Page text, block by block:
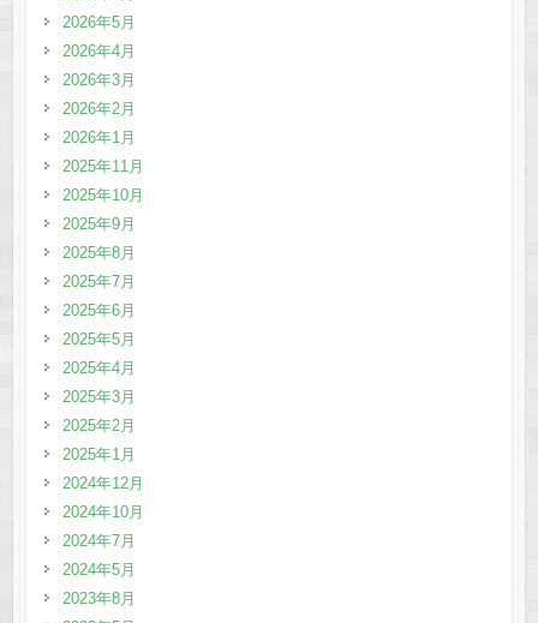
2026年5月
2026年4月
2026年3月
2026年2月
2026年1月
2025年11月
2025年10月
2025年9月
2025年8月
2025年7月
2025年6月
2025年5月
2025年4月
2025年3月
2025年2月
2025年1月
2024年12月
2024年10月
2024年7月
2024年5月
2023年8月